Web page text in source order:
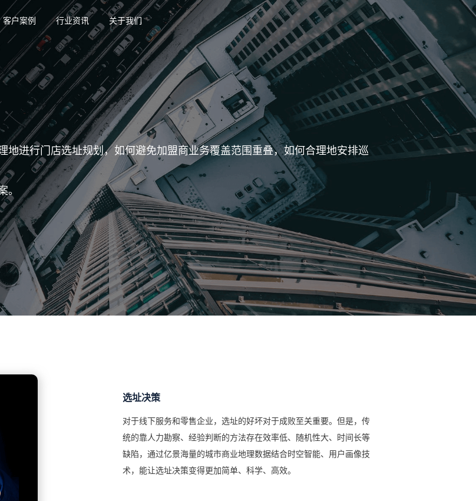
客户案例 行业资讯 关于我们
地进行门店选址规划，如何避免加盟商业务覆盖范围重叠，如何合理地安排巡
。
选址决策
对于线下服务和零售企业，选址的好坏对于成败至关重要。但是，传
统的靠人力勘察、经验判断的方法存在效率低、随机性大、时间长等
缺陷，通过亿景海量的城市商业地理数据结合时空智能、用户画像技
术，能让选址决策变得更加简单、科学、高效。